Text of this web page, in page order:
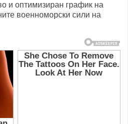
и оптимизиран график на
военноморски сили на